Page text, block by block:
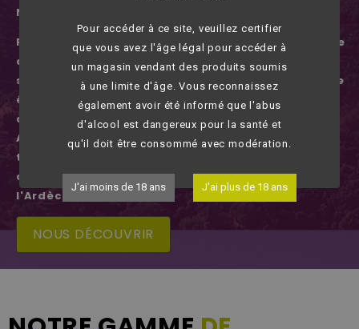
Pour accéder à ce site, veuillez certifier
que vous avez l'âge légal pour accéder à
un magasin vendant des produits soumis
à une limite d'âge. Vous reconnaissez
également avoir été informé que l'abus
d'alcool est dangereux pour la santé et
qu'il doit être consommé avec modération.
J'ai moins de 18 ans J'ai plus de 18 ans
NOTRE HISTOIRE
Fondée en 1886, la société Lauze Boissons distribue
des boissons alcoolisées (vin, champagnes,
spiritueux, bières). Nous proposons également une
épicerie fine. Six générations se sont succédées
depuis l'installation de Louis Lauze à St Privat.
Aujourd'hui, la petite entreprise est présente sur
tout le département de la Lozère et compte des
clients dans le Gard, le Cantal, la Haute Loire et
l'Ardèche.
NOUS DÉCOUVRIR